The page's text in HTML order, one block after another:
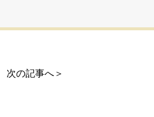
次の記事へ＞